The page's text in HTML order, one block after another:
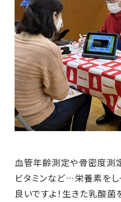
血管年齢測定や骨密度測
ビタミンなど…栄養素をし
良いですよ！生きた乳酸菌